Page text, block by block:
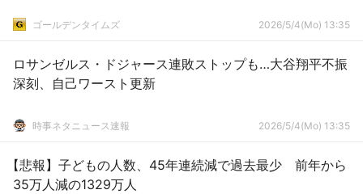
ゴールデンタイムズ 2026/5/4(Mo) 13:35
ロサンゼルス・ドジャース連敗ストップも…大谷翔平不振
深刻、自己ワースト更新
時事ネタニュース速報 2026/5/4(Mo) 13:35
【悲報】子どもの人数、45年連続減で過去最少 前年から
35万人減の1329万人